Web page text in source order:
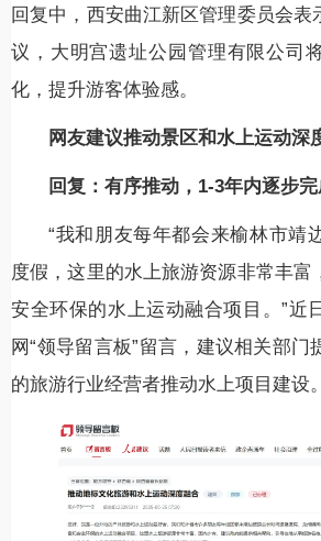
回复中，西安曲江新区管理委员会表
议，大明宫遗址公园管理有限公司
化，提升游客体验感。
网友建议推动景区和水上运动深
回复：有序推动，1-3年内逐步
“我和朋友每年都会来榆林市靖
度假，这里的水上旅游资源非常丰富
安全环保的水上运动融合项目。”近
网“领导留言板”留言，建议相关部门
的旅游行业经营者推动水上项目建设。